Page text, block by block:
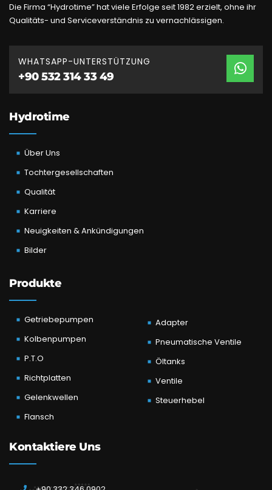
Die Firma “Hydrotime” hat viele Erfolge seit 1982 erzielt, ohne ihr
Qualitäts- und Serviceverständnis zu vernachlässigen.
WHATSAPP-UNTERSTÜTZUNG
+90 532 314 33 49
Hydrotime
Über Uns
Tochtergesellschaften
Qualität
Karriere
Neuigkeiten & Ankündigungen
Bilder
Produkte
Getriebepumpen
Kolbenpumpen
P.T.O
Richtplatten
Gelenkwellen
Flansch
Adapter
Pneumatische Ventile
Öltanks
Ventile
Steuerhebel
Kontaktiere Uns